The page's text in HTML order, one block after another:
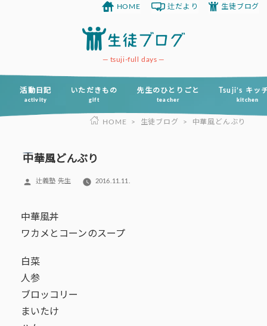
ツ
tsuji-full days
活動日記
activity
いただきもの
gift
先生のひとりごと
teacher
Tsuji’s キッ
kitchen
HOME 辻だより 生徒ブログ
HOME > 生徒ブログ > 中華風どんぶり
中華風どんぶり
投
辻義塾 先生 2016.11.11.
中華風丼
ワカメとコーンのスープ
白菜
人参
ブロッコリー
まいたけ